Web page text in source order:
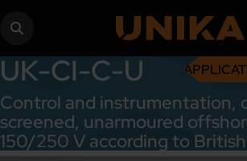
UK-CI-C-U
Control and instrumentation,
screened, unarmoured
150/250 V according to